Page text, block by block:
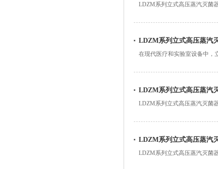
LDZM系列立式高压蒸汽灭菌
LDZM系列立式高压蒸汽
在现代医疗和实验室设备中，
LDZM系列立式高压蒸汽
LDZM系列立式高压蒸汽灭菌
LDZM系列立式高压蒸汽
LDZM系列立式高压蒸汽灭菌